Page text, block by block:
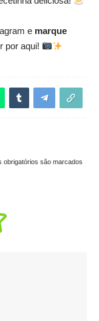
e marque
por aqui!
obrigatórios são marcados